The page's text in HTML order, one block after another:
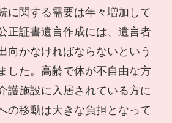
に関する需要は年々増加して
正証書遺言作成には、遺言者
向かなければならないという
した。高齢で体が不自由な方
護施設に入居されている方に
の移動は大きな負担となって